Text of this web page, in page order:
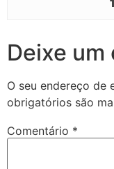
Deixe
O seu endereço de
obrigatórios são
Comentário *